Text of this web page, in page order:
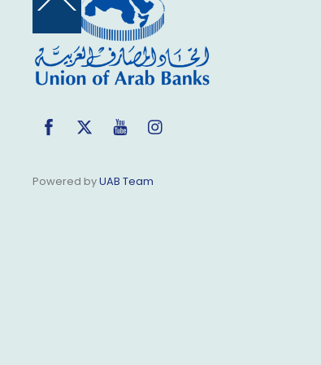
Back
Top
FacebookTwitter YouTube
Powered byUAB Team